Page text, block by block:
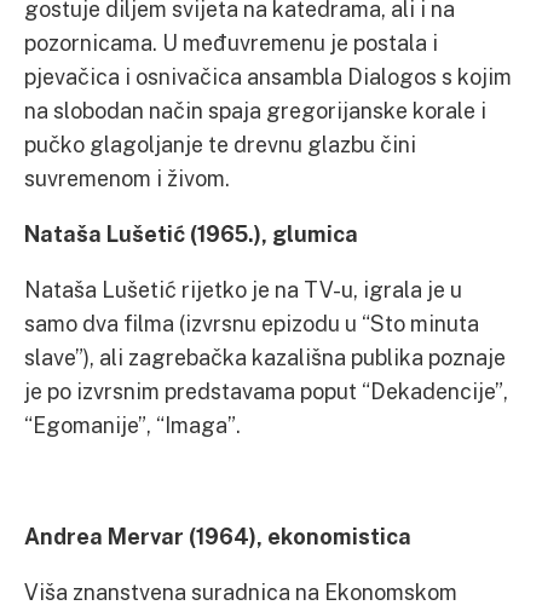
gostuje diljem svijeta na katedrama, ali i na
pozornicama. U međuvremenu je postala i
pjevačica i osnivačica ansambla Dialogos s kojim
na slobodan način spaja gregorijanske korale i
pučko glagoljanje te drevnu glazbu čini
suvremenom i živom.
Nataša Lušetić (1965.), glumica
Nataša Lušetić rijetko je na TV-u, igrala je u
samo dva filma (izvrsnu epizodu u “Sto minuta
slave”), ali zagrebačka kazališna publika poznaje
je po izvrsnim predstavama poput “Dekadencije”,
“Egomanije”, “Imaga”.
Andrea Mervar (1964), ekonomistica
Viša znanstvena suradnica na Ekonomskom